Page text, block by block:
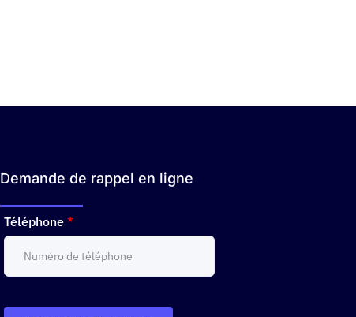
Demande de rappel en ligne
Téléphone *